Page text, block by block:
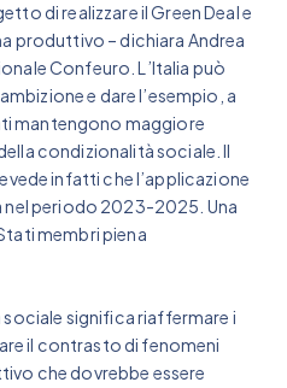
di realizzare il Green Deal e
produttivo – dichiara Andrea
Confeuro. L’Italia può
e dare l’esempio, a
mantengono maggiore
condizionalità sociale. Il
infatti che l’applicazione
nel periodo 2023-2025. Una
membri piena
significa riaffermare i
il contrasto di fenomeni
che dovrebbe essere